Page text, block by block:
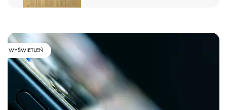
WYŚWIETLEŃ